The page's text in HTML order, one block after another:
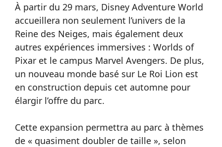
À partir du 29 mars, Disney Adventure World
accueillera non seulement l’univers de la
Reine des Neiges, mais également deux
autres expériences immersives : Worlds of
Pixar et le campus Marvel Avengers. De plus,
un nouveau monde basé sur Le Roi Lion est
en construction depuis cet automne pour
élargir l’offre du parc.
Cette expansion permettra au parc à thèmes
de « quasiment doubler de taille », selon